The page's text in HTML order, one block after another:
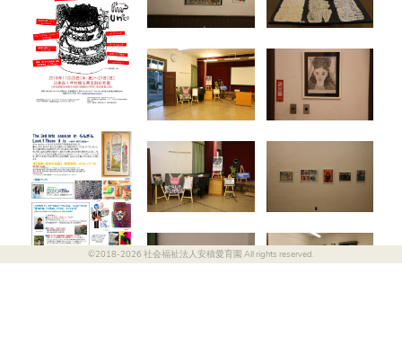
©2018-2026 社会福祉法人安積愛育園 All rights reserved.